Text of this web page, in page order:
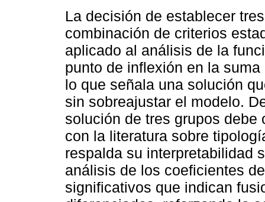
La decisión de establecer
combinación de criterios
aplicado al análisis de la
punto de inflexión en la
lo que señala una solución
sin sobreajustar el modelo.
solución de tres grupos debe
con la literatura sobre
respalda su interpretabilidad
análisis de los coeficientes
significativos que indican